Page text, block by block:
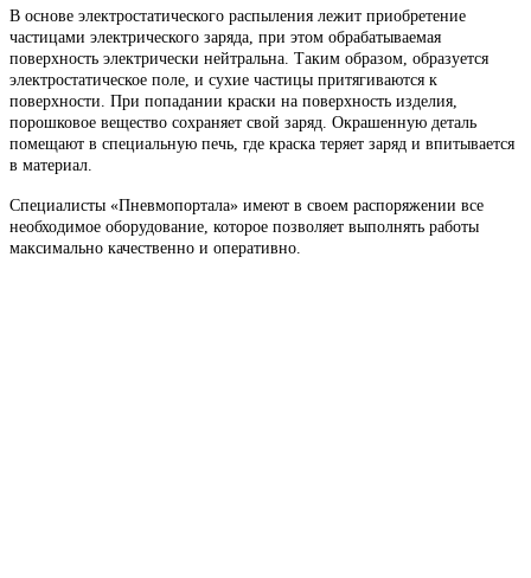
В основе электростатического распыления лежит приобретение
частицами электрического заряда, при этом обрабатываемая
поверхность электрически нейтральна. Таким образом, образуется
электростатическое поле, и сухие частицы притягиваются к
поверхности. При попадании краски на поверхность изделия,
порошковое вещество сохраняет свой заряд. Окрашенную деталь
помещают в специальную печь, где краска теряет заряд и впитывается
в материал.
Специалисты «Пневмопортала» имеют в своем распоряжении все
необходимое оборудование, которое позволяет выполнять работы
максимально качественно и оперативно.